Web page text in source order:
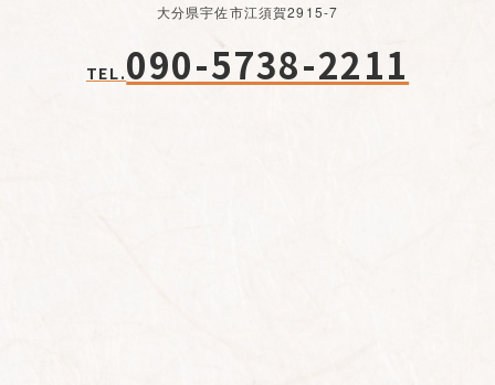
大分県宇佐市江須賀2915-7
TEL.090-5738-2211